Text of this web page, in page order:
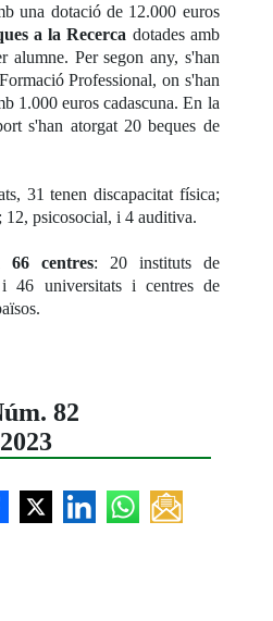
una dotació de 12.000 euros
a la Recerca dotades amb
alumne. Per segon any, s'han
Professional, on s'han
1.000 euros cadascuna. En la
s'han atorgat 20 beques de
31 tenen discapacitat física;
12, psicosocial, i 4 auditiva.
66 centres: 20 instituts de
i 46 universitats i centres de
82